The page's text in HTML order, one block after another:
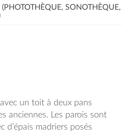
SONOTHÈQUE,
un toit à deux pans
anciennes. Les parois sont
d’épais madriers posés